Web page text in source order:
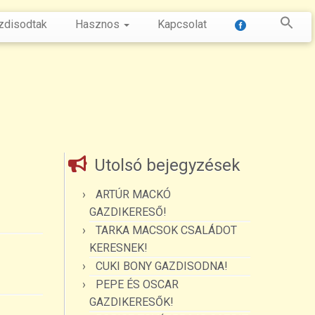
Hasznos Kapcsolat
Utolsó bejegyzések
ARTÚR MACKÓ
GAZDIKERESŐ!
TARKA MACSOK CSALÁDOT
KERESNEK!
CUKI BONY GAZDISODNA!
PEPE ÉS OSCAR
GAZDIKERESŐK!